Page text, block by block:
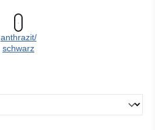
anthrazit/
schwarz